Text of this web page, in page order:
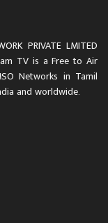
PRIVATE LMITED
TV is a Free to Air
Networks in Tamil
and worldwide.